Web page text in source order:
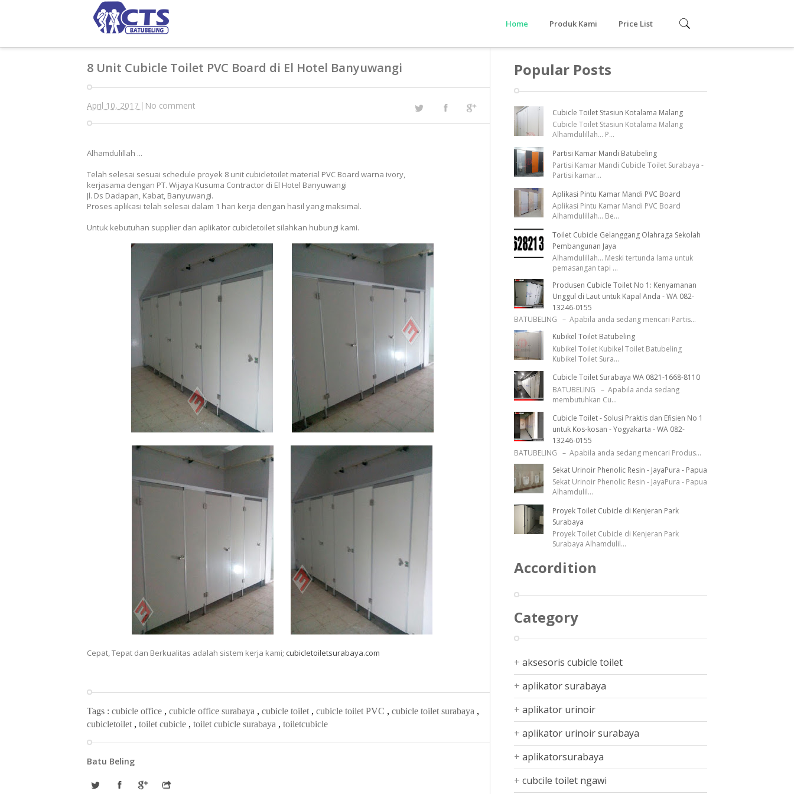
Home Produk Kami
Resin
Cubicle Toilet PVC
Urinoir
Price List
8 Unit Cubicle Toilet PVC Board di El Hotel Banyuwangi
April 10, 2017 | No comment
Alhamdulillah ...
Telah selesai sesuai schedule proyek 8 unit cubicletoilet material PVC Board warna ivory,
kerjasama dengan PT. Wijaya Kusuma Contractor di El Hotel Banyuwangi
Jl. Ds Dadapan, Kabat, Banyuwangi.
Proses aplikasi telah selesai dalam 1 hari kerja dengan hasil yang maksimal.
Untuk kebutuhan supplier dan aplikator cubicletoilet silahkan hubungi kami.
Cepat, Tepat dan Berkualitas adalah sistem kerja kami; cubicletoiletsurabaya.com
Tags : cubicle office , cubicle office surabaya , cubicle toilet , cubicle toilet PVC , cubicle toilet surabaya ,
cubicletoilet , toilet cubicle , toilet cubicle surabaya , toiletcubicle
Batu Beling
Popular Posts
Cubicle Toilet Stasiun Kotalama Malang
Cubicle Toilet Stasiun Kotalama Malang
Alhamdulillah... P...
Partisi Kamar Mandi Batubeling
Partisi Kamar Mandi Cubicle Toilet Surabaya -
Partisi kamar...
Aplikasi Pintu Kamar Mandi PVC Board
Aplikasi Pintu Kamar Mandi PVC Board
Alhamdulillah... Be...
Toilet Cubicle Gelanggang Olahraga Sekolah
Pembangunan Jaya
Alhamdulillah... Meski tertunda lama untuk
pemasangan tapi ...
Produsen Cubicle Toilet No 1: Kenyamanan
Unggul di Laut untuk Kapal Anda - WA 082-
13246-0155
BATUBELING – Apabila anda sedang mencari Partis...
Kubikel Toilet Batubeling
Kubikel Toilet Kubikel Toilet Batubeling
Kubikel Toilet Sura...
Cubicle Toilet Surabaya WA 0821-1668-8110
BATUBELING – Apabila anda sedang
membutuhkan Cu...
Cubicle Toilet - Solusi Praktis dan Efisien No 1
untuk Kos-kosan - Yogyakarta - WA 082-
13246-0155
BATUBELING – Apabila anda sedang mencari Produs...
Sekat Urinoir Phenolic Resin - JayaPura - Papua
Sekat Urinoir Phenolic Resin - JayaPura - Papua
Alhamdulil...
Proyek Toilet Cubicle di Kenjeran Park
Surabaya
Proyek Toilet Cubicle di Kenjeran Park
Surabaya Alhamdulil...
Accordition
Category
aksesoris cubicle toilet
aplikator surabaya
aplikator urinoir
aplikator urinoir surabaya
aplikatorsurabaya
cubcile toilet ngawi